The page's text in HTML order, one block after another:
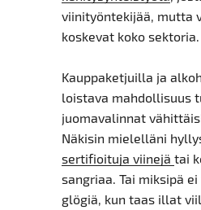
viinityöntekijää, mutta
koskevat koko sektoria.
Kauppaketjuilla ja
loistava mahdollisuus
juomavalinnat
Näkisin mielelläni
sertifioituja viinejä tai
sangriaa. Tai miksipä
glögiä, kun taas illat